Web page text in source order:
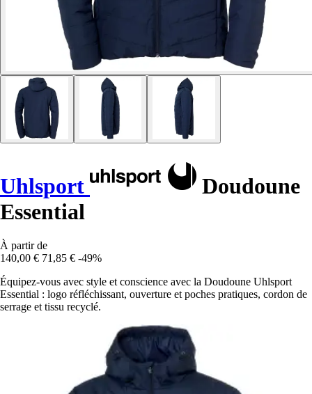
Uhlsport
Doudoune
Essential
À partir de
140,00 € 71,85 € -49%
Équipez-vous avec style et conscience avec la Doudoune Uhlsport
Essential : logo réfléchissant, ouverture et poches pratiques, cordon de
serrage et tissu recyclé.